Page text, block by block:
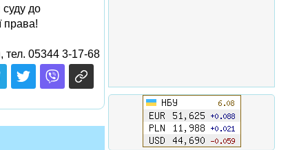
до
права!
тел. 05344 3-17-68